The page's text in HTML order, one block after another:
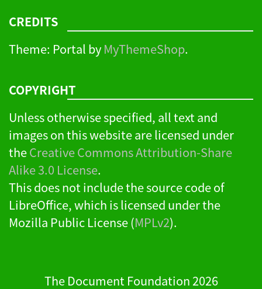
CREDITS
Theme: Portal by MyThemeShop.
COPYRIGHT
Unless otherwise specified, all text and
images on this website are licensed under
theCreative Commons Attribution-Share
Alike 3.0 License.
This does not include the source code of
LibreOffice, which is licensed under the
Mozilla Public License (MPLv2).
The Document Foundation 2026